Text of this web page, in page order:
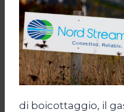
di boicottaggio, il